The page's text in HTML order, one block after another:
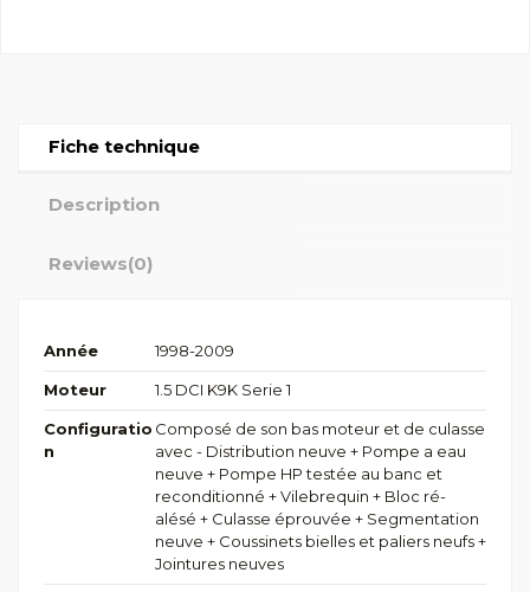
Fiche technique
Description
Reviews(0)
Année 1998-2009
Moteur 1.5 DCI K9K Serie 1
Configuratio
n
Composé de son bas moteur et de culasse
avec - Distribution neuve + Pompe a eau
neuve + Pompe HP testée au banc et
reconditionné + Vilebrequin + Bloc ré-
alésé + Culasse éprouvée + Segmentation
neuve + Coussinets bielles et paliers neufs +
Jointures neuves